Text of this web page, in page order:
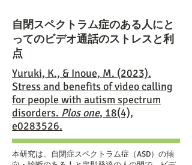
自閉スペクトラム症のある人にと
ってのビデオ通話のストレスと利
点
Yuruki, K., & Inoue, M. (2023).
Stress and benefits of video calling
for people with autism spectrum
disorders. Plos one, 18(4),
e0283526.
本研究は、自閉症スペクトラム症（ASD）の傾